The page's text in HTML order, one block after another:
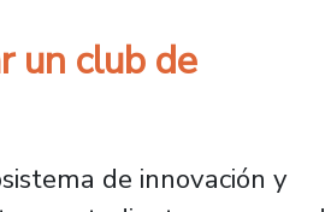
un club de
de innovación y